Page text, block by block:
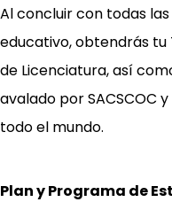
Al concluir con todas
educativo, obtendrás tu
de Licenciatura, así
avalado por SACSCOC
todo el mundo.
Plan y Programa de